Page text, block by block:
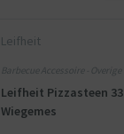
Leifheit
Barbecue Accessoire - Overige
Leifheit Pizzasteen 33
Wiegemes